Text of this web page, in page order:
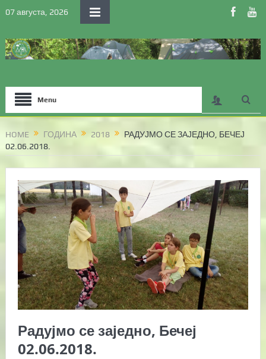
07 августа, 2026
Menu
HOME ГОДИНА 2018
РАДУЈМО СЕ ЗАЈЕДНО, БЕЧЕЈ
02.06.2018.
Радујмо се заједно, Бечеј
02.06.2018.